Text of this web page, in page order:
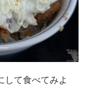
して食べてみよ